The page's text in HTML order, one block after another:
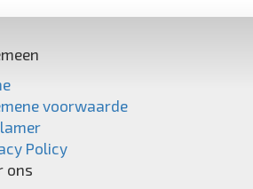
voorwaarde
Policy
ons